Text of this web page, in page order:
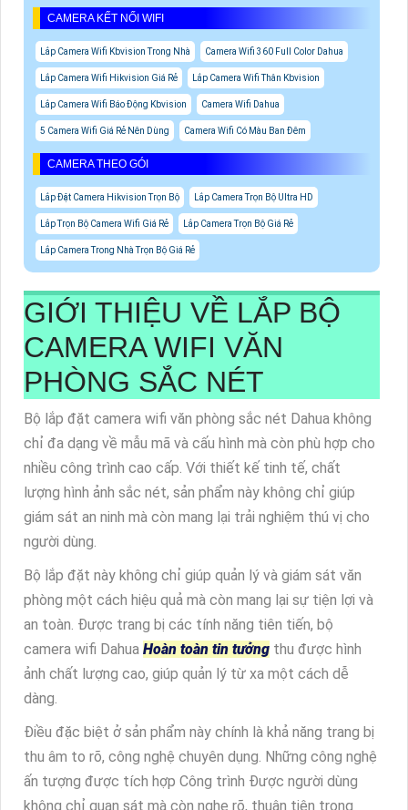
CAMERA KẾT NỐI WIFI
Lắp Camera Wifi Kbvision Trong Nhà Camera Wifi 360 Full Color Dahua
Lắp Camera Wifi Hikvision Giá Rẻ Lắp Camera Wifi Thân Kbvision
Lắp Camera Wifi Báo Động Kbvision Camera Wifi Dahua
5 Camera Wifi Giá Rẻ Nên Dùng Camera Wifi Có Màu Ban Đêm
CAMERA THEO GÓI
Lắp Đặt Camera Hikvision Trọn Bộ Lắp Camera Trọn Bộ Ultra HD
Lắp Trọn Bộ Camera Wifi Giá Rẻ Lắp Camera Trọn Bộ Giá Rẻ
Lắp Camera Trong Nhà Trọn Bộ Giá Rẻ
GIỚI THIỆU VỀ LẮP BỘ
CAMERA WIFI VĂN
PHÒNG SẮC NÉT
Bộ lắp đặt camera wifi văn phòng sắc nét Dahua không
chỉ đa dạng về mẫu mã và cấu hình mà còn phù hợp cho
nhiều công trình cao cấp. Với thiết kế tinh tế, chất
lượng hình ảnh sắc nét, sản phẩm này không chỉ giúp
giám sát an ninh mà còn mang lại trải nghiệm thú vị cho
người dùng.
Bộ lắp đặt này không chỉ giúp quản lý và giám sát văn
phòng một cách hiệu quả mà còn mang lại sự tiện lợi và
an toàn. Được trang bị các tính năng tiên tiến, bộ
camera wifi Dahua Hoàn toàn tin tưởng thu được hình
ảnh chất lượng cao, giúp quản lý từ xa một cách dễ
dàng.
Điều đặc biệt ở sản phẩm này chính là khả năng trang bị
thu âm to rõ, công nghệ chuyên dụng. Những công nghệ
ấn tượng được tích hợp Công trình Được người dùng
không chỉ quan sát mà còn nghe rõ, thuận tiện trong